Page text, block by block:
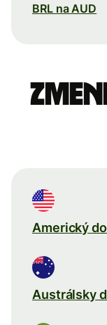
BRL na AUD
Americký
Austrálsky